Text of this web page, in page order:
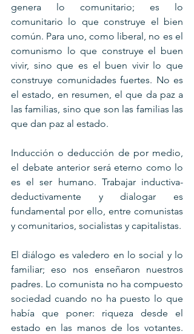
genera lo comunitario; es lo
comunitario lo que construye el bien
común. Para uno, como liberal, no es el
comunismo lo que construye el buen
vivir, sino que es el buen vivir lo que
construye comunidades fuertes. No es
el estado, en resumen, el que da paz a
las familias, sino que son las familias las
que dan paz al estado.
Inducción o deducción de por medio,
el debate anterior será eterno como lo
es el ser humano. Trabajar inductiva-
deductivamente y dialogar es
fundamental por ello, entre comunistas
y comunitarios, socialistas y capitalistas.
El diálogo es valedero en lo social y lo
familiar; eso nos enseñaron nuestros
padres. Lo comunista no ha compuesto
sociedad cuando no ha puesto lo que
había que poner: riqueza desde el
estado en las manos de los votantes.